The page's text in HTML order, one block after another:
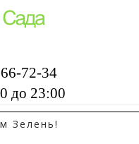
72-34
до 23:00
Зелень!